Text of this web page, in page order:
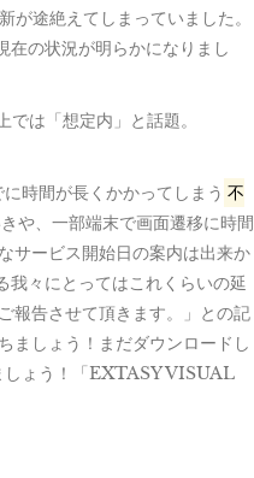
途絶えてしまっていました。
の状況が明らかになりまし
は「想定内」と話題。
時間が長くかかってしまう 不
や、一部端末で画面遷移に時間
サービス開始日の案内は出来か
々にとってはこれくらいの延
報告させて頂きます。」との記
ましょう！まだダウンロードし
しょう！「EXTASY VISUAL